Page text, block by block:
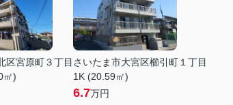
区宮原町３丁目
㎡)
さいたま市大宮区櫛引町１丁目
1K (20.59㎡)
6.7万円